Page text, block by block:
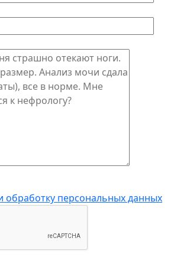
обработку персональных данных